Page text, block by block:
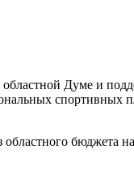
Думе и
бюджета